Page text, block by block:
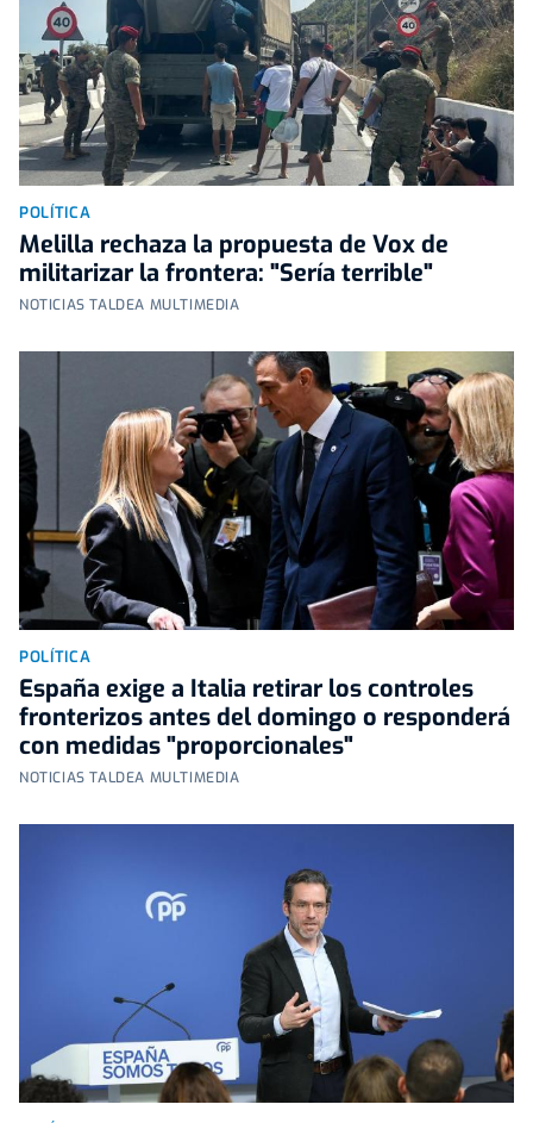
POLÍTICA
Melilla rechaza la propuesta de Vox de
militarizar la frontera: "Sería terrible"
NOTICIAS TALDEA MULTIMEDIA
POLÍTICA
España exige a Italia retirar los controles
fronterizos antes del domingo o responderá
con medidas "proporcionales"
NOTICIAS TALDEA MULTIMEDIA